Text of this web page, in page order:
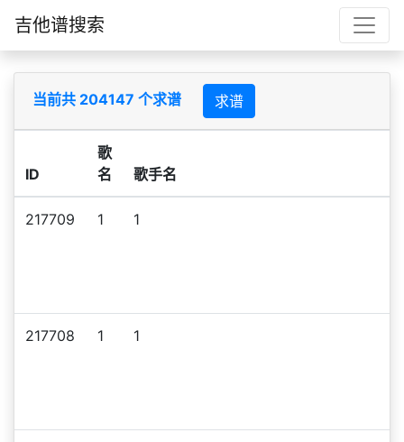
吉他谱搜索
当前共 204147 个求谱 求谱
ID
歌
名
歌手名
217709 1 1
217708 1 1